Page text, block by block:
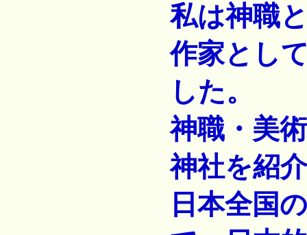
私は神職
作家とし
した。
神職・美
神社を紹
日本全国